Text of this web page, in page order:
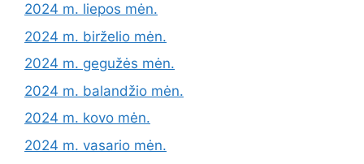
2024 m. liepos mėn.
2024 m. birželio mėn.
2024 m. gegužės mėn.
2024 m. balandžio mėn.
2024 m. kovo mėn.
2024 m. vasario mėn.